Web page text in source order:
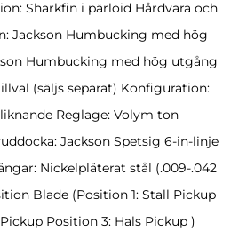
Sharkfin i pärloid Hårdvara och
Jackson Humbucking med hög
Humbucking med hög utgång
(säljs separat) Konfiguration:
Reglage: Volym ton
Jackson Spetsig 6-in-linje
Nickelpläterat stål (.009-.042
Blade (Position 1: Stall Pickup
Position 3: Hals Pickup )